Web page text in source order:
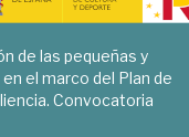
de las pequeñas y
el marco del Plan de
Convocatoria